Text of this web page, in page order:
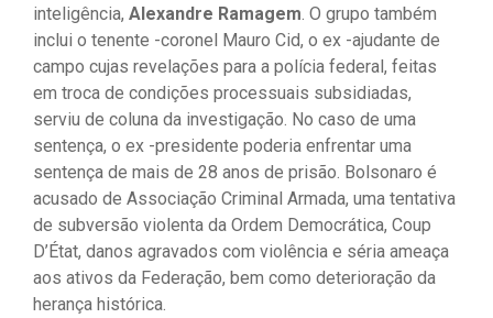
inteligência, Alexandre Ramagem. O grupo também
inclui o tenente -coronel Mauro Cid, o ex -ajudante de
campo cujas revelações para a polícia federal, feitas
em troca de condições processuais subsidiadas,
serviu de coluna da investigação. No caso de uma
sentença, o ex -presidente poderia enfrentar uma
sentença de mais de 28 anos de prisão. Bolsonaro é
acusado de Associação Criminal Armada, uma tentativa
de subversão violenta da Ordem Democrática, Coup
D’État, danos agravados com violência e séria ameaça
aos ativos da Federação, bem como deterioração da
herança histórica.